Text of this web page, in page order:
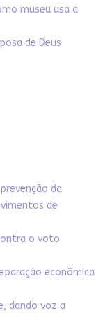
museu usa a
de Deus
da
de
o voto
econômica
dando voz a